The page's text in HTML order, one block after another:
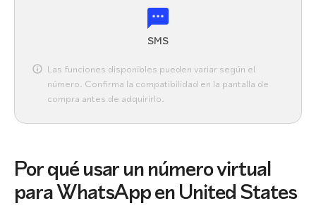
SMS
Las funciones disponibles pueden variar según el
número. Confirma la compatibilidad en la pantalla de
compra antes de adquirirlo.
Por qué usar un número virtual
para WhatsApp en United States